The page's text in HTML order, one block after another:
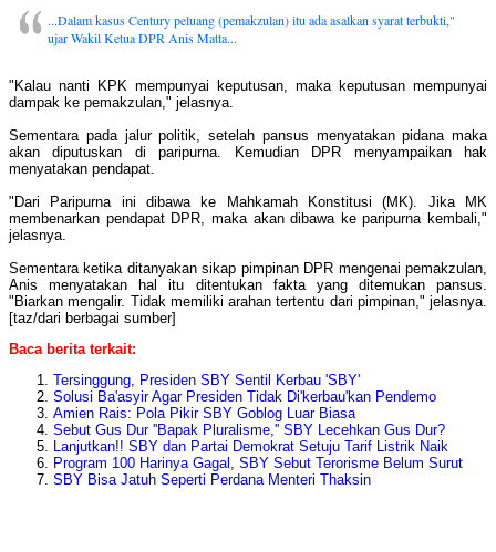
...Dalam kasus Century peluang (pemakzulan) itu ada asalkan syarat terbukti,"
ujar Wakil Ketua DPR Anis Matta...
"Kalau nanti KPK mempunyai keputusan, maka keputusan mempunyai
dampak ke pemakzulan," jelasnya.
Sementara pada jalur politik, setelah pansus menyatakan pidana maka
akan diputuskan di paripurna. Kemudian DPR menyampaikan hak
menyatakan pendapat.
"Dari Paripurna ini dibawa ke Mahkamah Konstitusi (MK). Jika MK
membenarkan pendapat DPR, maka akan dibawa ke paripurna kembali,"
jelasnya.
Sementara ketika ditanyakan sikap pimpinan DPR mengenai pemakzulan,
Anis menyatakan hal itu ditentukan fakta yang ditemukan pansus.
"Biarkan mengalir. Tidak memiliki arahan tertentu dari pimpinan," jelasnya.
[taz/dari berbagai sumber]
Baca berita terkait:
Tersinggung, Presiden SBY Sentil Kerbau 'SBY'
Solusi Ba'asyir Agar Presiden Tidak Di'kerbau'kan Pendemo
Amien Rais: Pola Pikir SBY Goblog Luar Biasa
Sebut Gus Dur ''Bapak Pluralisme,'' SBY Lecehkan Gus Dur?
Lanjutkan!! SBY dan Partai Demokrat Setuju Tarif Listrik Naik
Program 100 Harinya Gagal, SBY Sebut Terorisme Belum Surut
SBY Bisa Jatuh Seperti Perdana Menteri Thaksin